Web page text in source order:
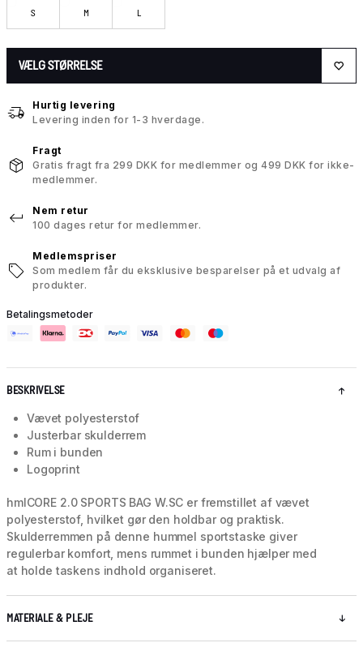
S M L
VÆLG STØRRELSE
Hurtig levering
Levering inden for 1-3 hverdage.
Fragt
Gratis fragt fra 299 DKK for medlemmer og 499 DKK for ikke-
medlemmer.
Nem retur
100 dages retur for medlemmer.
Medlemspriser
Som medlem får du eksklusive besparelser på et udvalg af
produkter.
Betalingsmetoder
BESKRIVELSE
Vævet polyesterstof
Justerbar skulderrem
Rum i bunden
Logoprint
hmlCORE 2.0 SPORTS BAG W.SC er fremstillet af vævet
polyesterstof, hvilket gør den holdbar og praktisk.
Skulderremmen på denne hummel sportstaske giver
regulerbar komfort, mens rummet i bunden hjælper med
at holde taskens indhold organiseret.
MATERIALE & PLEJE